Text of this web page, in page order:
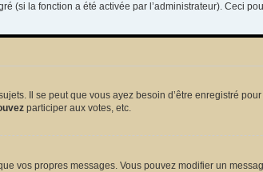
(si la fonction a été activée par l’administrateur). Ceci
Il se peut que vous ayez besoin d’être enregistré
participer aux votes, etc.
vos propres messages. Vous pouvez modifier un